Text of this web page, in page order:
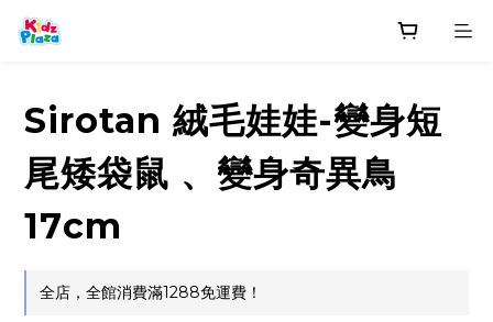
Sirotan 絨毛娃娃-變身短
尾矮袋鼠 、變身奇異鳥
17cm
全店，全館消費滿1288免運費！